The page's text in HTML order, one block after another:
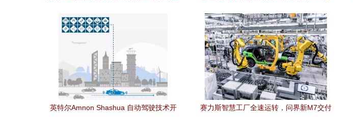
英特尔Amnon Shashua 自动驾驶技术开
赛力斯智慧工厂全速运转，问界新M7交付